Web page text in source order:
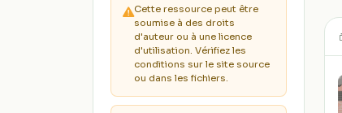
Cette ressource peut être
soumise à des droits
d'auteur ou à une licence
d'utilisation. Vérifiez les
conditions sur le site source
ou dans les fichiers.